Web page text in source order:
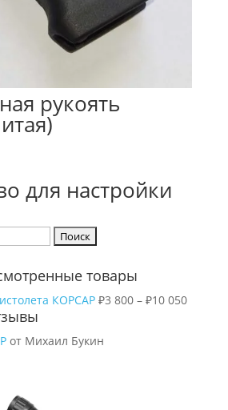
рукоять
для настройки
товары
КОРСАР ₽3 800– ₽10 050
от Михаил Букин